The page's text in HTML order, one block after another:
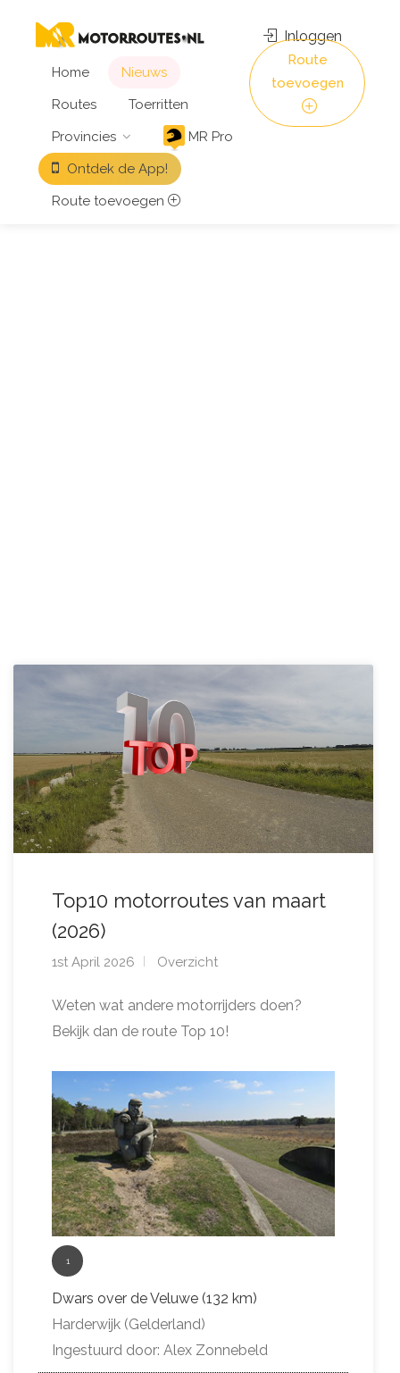
Home
Nieuws
Routes
Toerritten
Provincies
MR Pro
Ontdek de App!
Route toevoegen
Inloggen
Route
toevoegen
Top10 motorroutes van maart
(2026)
1st April 2026 Overzicht
Weten wat andere motorrijders doen?
Bekijk dan de route Top 10!
1
Dwars over de Veluwe (132 km)
Harderwijk (Gelderland)
Ingestuurd door: Alex Zonnebeld